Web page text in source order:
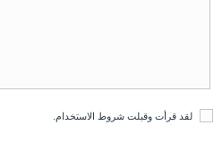
لقد قرأت وقبلت شروط الاستخدام